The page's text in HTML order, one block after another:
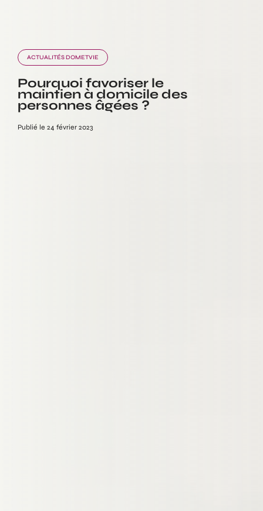
ACTUALITÉS DOMETVIE
Pourquoi favoriser le
maintien à domicile des
personnes âgées ?
Publié le 24 février 2023